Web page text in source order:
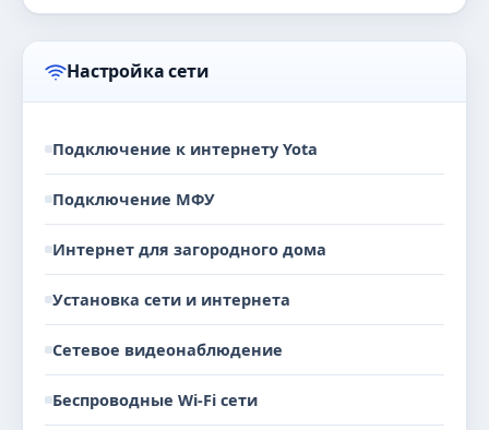
Настройка сети
Подключение к интернету Yota
Подключение МФУ
Интернет для загородного дома
Установка сети и интернета
Сетевое видеонаблюдение
Беспроводные Wi-Fi сети